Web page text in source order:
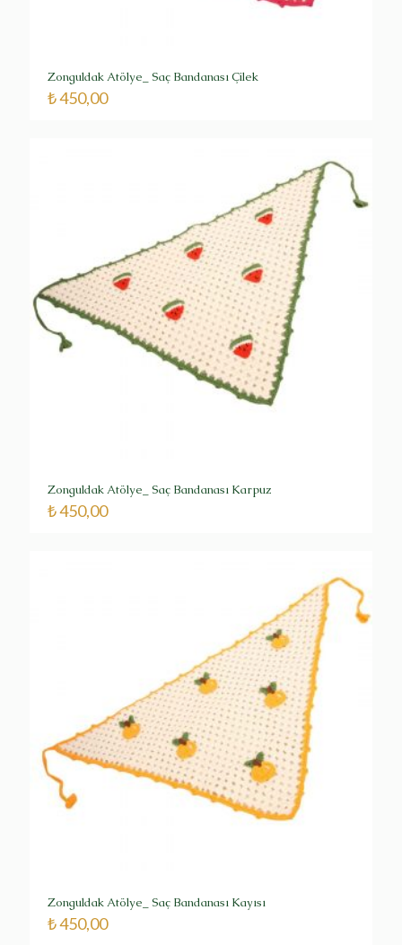
Zonguldak Atölye_ Saç Bandanası Çilek
₺450,00
Zonguldak Atölye_ Saç Bandanası Karpuz
₺450,00
Zonguldak Atölye_ Saç Bandanası Kayısı
₺450,00